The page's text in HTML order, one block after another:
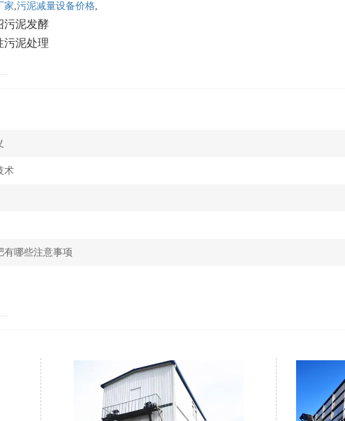
家,污泥减量设备价格,
污泥发酵
污泥处理
术
有哪些注意事项